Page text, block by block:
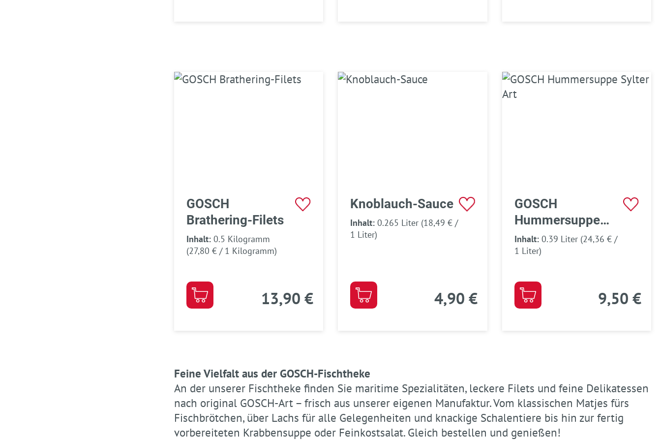
GOSCH
Brathering-Filets
Inhalt: 0.5 Kilogramm
(27,80 € / 1 Kilogramm)
13,90 €
Knoblauch-Sauce
Inhalt:0.265 Liter (18,49 € /
1 Liter)
4,90 €
GOSCH
Hummersuppe
Sylter Art
Inhalt: 0.39 Liter (24,36 € /
1 Liter)
9,50 €
Feine Vielfalt aus der GOSCH-Fischtheke
An der unserer Fischtheke finden Sie maritime Spezialitäten, leckere Filets und feine Delikatessen
nach original GOSCH-Art – frisch aus unserer eigenen Manufaktur. Vom klassischen Matjes fürs
Fischbrötchen, über Lachs für alle Gelegenheiten und knackige Schalentiere bis hin zur fertig
vorbereiteten Krabbensuppe oder Feinkostsalat. Gleich bestellen und genießen!